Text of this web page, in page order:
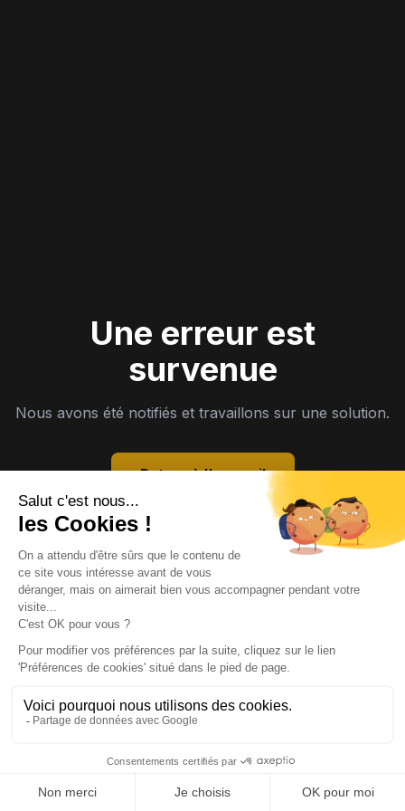
Une erreur est
survenue
Nous avons été notifiés et travaillons sur une solution.
Retour à l'accueil